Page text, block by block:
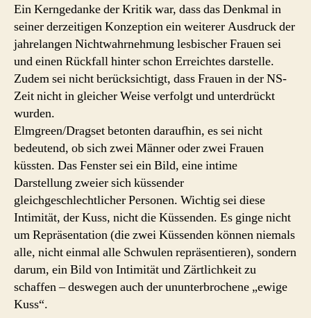
Ein Kerngedanke der Kritik war, dass das Denkmal in
seiner derzeitigen Konzeption ein weiterer Ausdruck der
jahrelangen Nichtwahrnehmung lesbischer Frauen sei
und einen Rückfall hinter schon Erreichtes darstelle.
Zudem sei nicht berücksichtigt, dass Frauen in der NS-
Zeit nicht in gleicher Weise verfolgt und unterdrückt
wurden.
Elmgreen/Dragset betonten daraufhin, es sei nicht
bedeutend, ob sich zwei Männer oder zwei Frauen
küssten. Das Fenster sei ein Bild, eine intime
Darstellung zweier sich küssender
gleichgeschlechtlicher Personen. Wichtig sei diese
Intimität, der Kuss, nicht die Küssenden. Es ginge nicht
um Repräsentation (die zwei Küssenden können niemals
alle, nicht einmal alle Schwulen repräsentieren), sondern
darum, ein Bild von Intimität und Zärtlichkeit zu
schaffen – deswegen auch der ununterbrochene „ewige
Kuss“.